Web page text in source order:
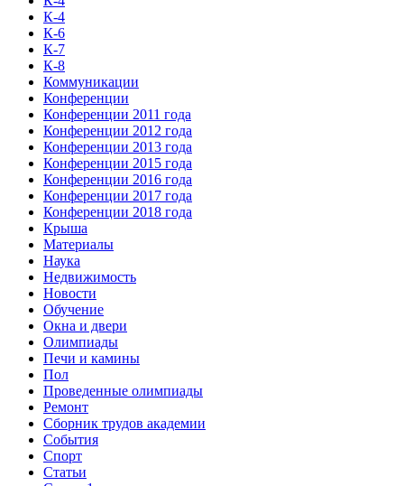
К-4
К-6
К-7
К-8
Коммуникации
Конференции
Конференции 2011 года
Конференции 2012 года
Конференции 2013 года
Конференции 2015 года
Конференции 2016 года
Конференции 2017 года
Конференции 2018 года
Крыша
Материалы
Наука
Недвижимость
Новости
Обучение
Окна и двери
Олимпиады
Печи и камины
Пол
Проведенные олимпиады
Ремонт
Сборник трудов академии
События
Спорт
Статьи